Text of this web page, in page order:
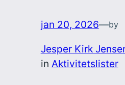
jan 20, 2026—by
Jesper Kirk
in Aktivitetslister